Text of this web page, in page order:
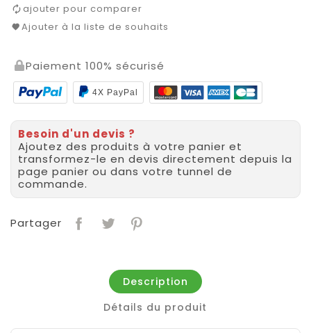
ajouter pour comparer
Ajouter à la liste de souhaits
Paiement 100% sécurisé
4X PayPal
Besoin d'un devis ?
Ajoutez des produits à votre panier et
transformez-le en devis directement depuis la
page panier ou dans votre tunnel de
commande.
Partager
Description
Détails du produit